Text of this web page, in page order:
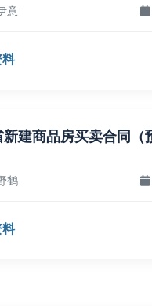
意
新建商品房买卖合同（
鹤